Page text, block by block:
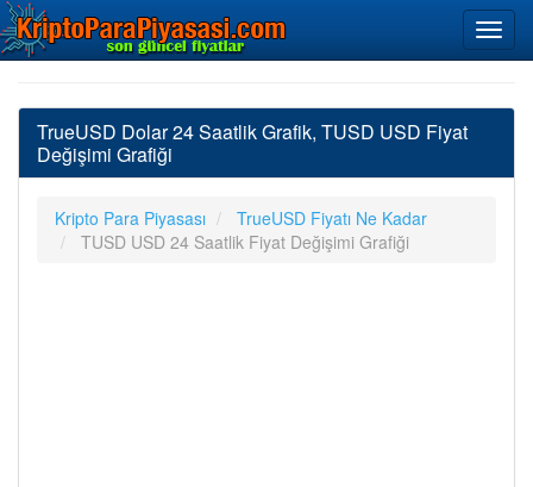
TrueUSD Dolar 24 Saatlik Grafik, TUSD USD Fiyat
Değişimi Grafiği
Kripto Para Piyasası
TrueUSD Fiyatı Ne Kadar
TUSD USD 24 Saatlik Fiyat Değişimi Grafiği